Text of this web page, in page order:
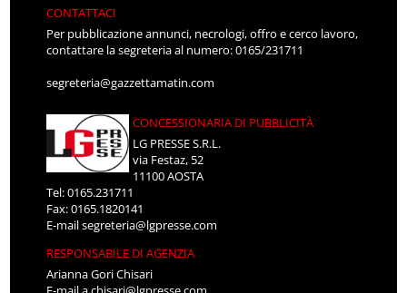
CONTATTACI
Per pubblicazione annunci, necrologi, offro e cerco lavoro,
contattare la segreteria al numero: 0165/231711
segreteria@gazzettamatin.com
CONCESSIONARIA DI PUBBLICITÀ
LG PRESSE S.R.L.
via Festaz, 52
11100 AOSTA
Tel: 0165.231711
Fax: 0165.1820141
E-mailsegreteria@lgpresse.com
RESPONSABILE DI AGENZIA
Arianna Gori Chisari